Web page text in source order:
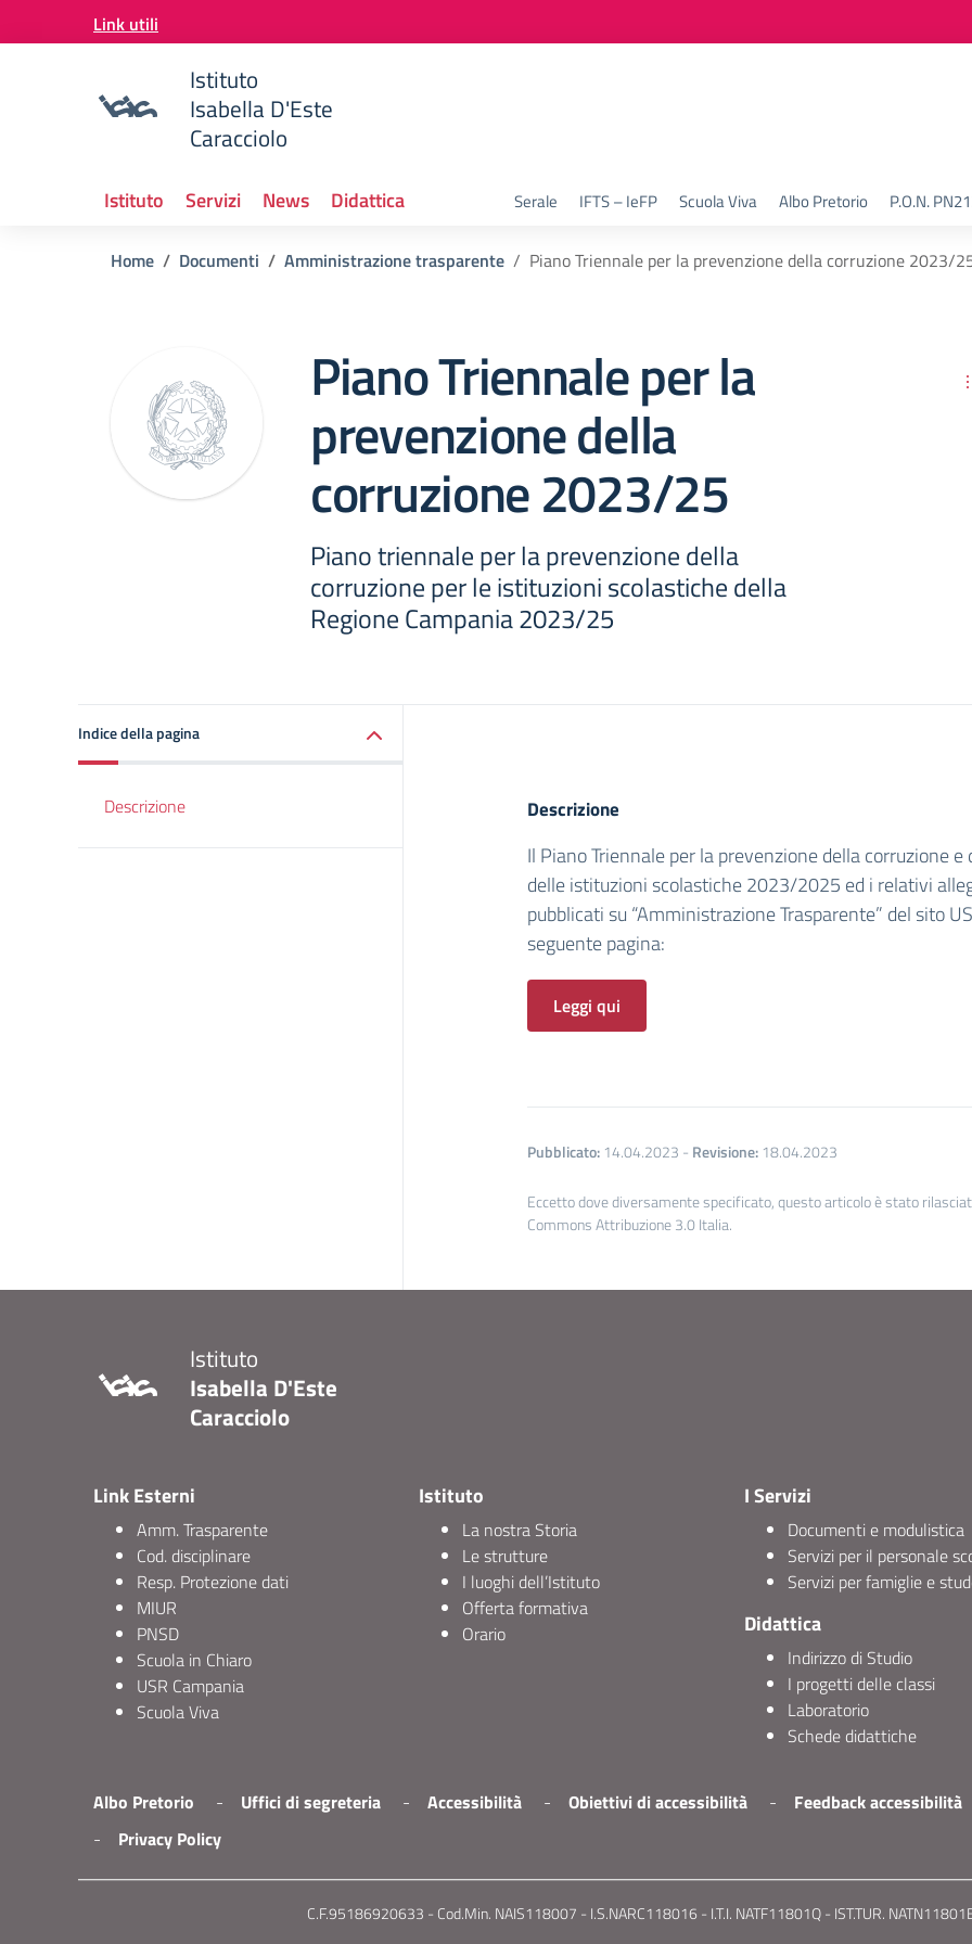
Vai ai contenuti
Vai al menu di navigazione
Link utili
Istituto
Isabella D'Este
Caracciolo
Serale IFTS – IeFP Scuola Viva Albo Pretorio P.O.N.
Istituto Servizi News Didattica
Home Documenti Amministrazione trasparente Piano Triennale per la prevenzione della corruzione 2023/
Piano Triennale per la
prevenzione della
corruzione 2023/25
Piano triennale per la prevenzione della
corruzione per le istituzioni scolastiche della
Regione Campania 2023/25
Indice della pagina
Descrizione Descrizione
Il Piano Triennale per la prevenzione della corruzione
delle istituzioni scolastiche 2023/2025 ed i relativi
pubblicati su “Amministrazione Trasparente” del sito
seguente pagina:
Leggi qui
Pubblicato: 14.04.2023 - Revisione: 18.04.2023
Eccetto dove diversamente specificato, questo articolo è stato
Commons Attribuzione 3.0 Italia.
Istituto
Isabella D'Este
Caracciolo
Link Esterni
Amm. Trasparente
Cod. disciplinare
Resp. Protezione dati
MIUR
PNSD
Scuola in Chiaro
USR Campania
Scuola Viva
Istituto
La nostra Storia
Le strutture
I luoghi dell’Istituto
Offerta formativa
Orario
I Servizi
Documenti e modulistica
Servizi per il personale
Servizi per famiglie e
Didattica
Indirizzo di Studio
I progetti delle classi
Laboratorio
Schede didattiche
Albo Pretorio Uffici di segreteria Accessibilità Obiettivi di accessibilità
Feedback accessibilità
Privacy Policy
C.F.95186920633 - Cod.Min. NAIS118007 - I.S.NARC118016 - I.T.I. NATF11801Q - IST.TUR.